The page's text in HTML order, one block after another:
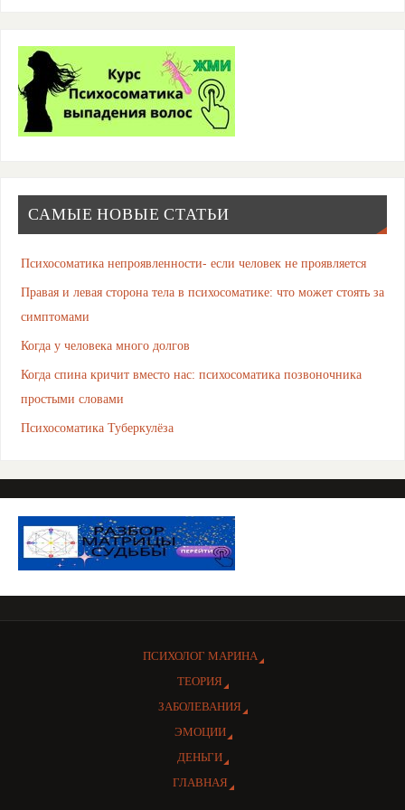
САМЫЕ НОВЫЕ СТАТЬИ
Психосоматика непроявленности- если человек не проявляется
Правая и левая сторона тела в психосоматике: что может стоять за
симптомами
Когда у человека много долгов
Когда спина кричит вместо нас: психосоматика позвоночника
простыми словами
Психосоматика Туберкулёза
ПСИХОЛОГ МАРИНА
ТЕОРИЯ
ЗАБОЛЕВАНИЯ
ЭМОЦИИ
ДЕНЬГИ
ГЛАВНАЯ